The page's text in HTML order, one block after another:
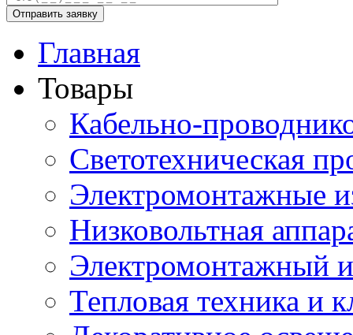
Главная
Товары
Кабельно-
Светотехническая
Электромонтажные
Низковольтная
Электромонтажный
Тепловая техника и